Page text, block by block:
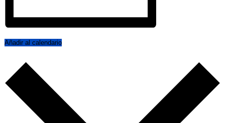
Añadir al calendario